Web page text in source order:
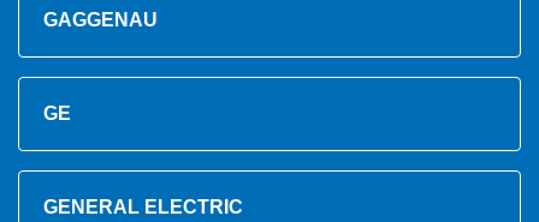
GAGGENAU
GE
GENERAL ELECTRIC